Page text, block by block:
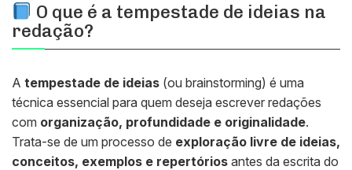
O que é a tempestade de ideias na
redação?
A tempestade de ideias (ou brainstorming) é uma
técnica essencial para quem deseja escrever redações
com organização, profundidade e originalidade.
Trata-se de um processo de exploração livre de ideias,
conceitos, exemplos e repertórios antes da escrita do